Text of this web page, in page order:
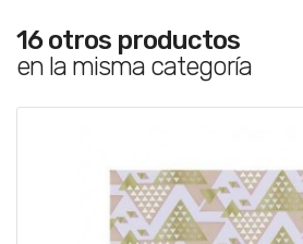
16 otros productos
en la misma categoría